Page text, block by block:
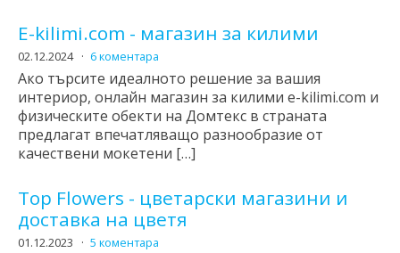
E-kilimi.com - магазин за килими
02.12.2024 6 коментара
Ако търсите идеалното решение за вашия
интериор, онлайн магазин за килими e-kilimi.com и
физическите обекти на Домтекс в страната
предлагат впечатляващо разнообразие от
качествени мокетени […]
Top Flowers - цветарски магазини и
доставка на цветя
01.12.2023 5 коментара